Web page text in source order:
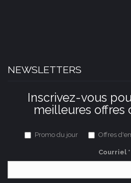
NEWSLETTERS
Inscrivez-vous
meilleures offres
Promo du jour Offres
Courriel *